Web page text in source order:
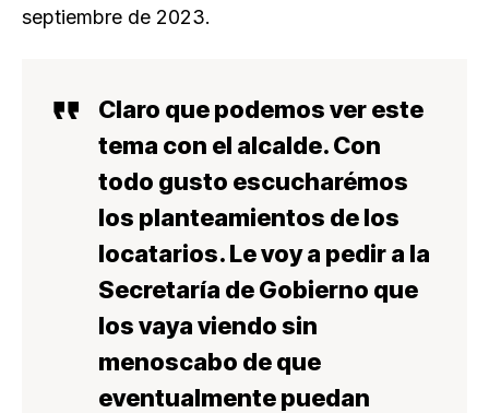
septiembre de 2023.
Claro que podemos ver este
tema con el alcalde. Con
todo gusto escucharémos
los planteamientos de los
locatarios. Le voy a pedir a la
Secretaría de Gobierno que
los vaya viendo sin
menoscabo de que
eventualmente puedan